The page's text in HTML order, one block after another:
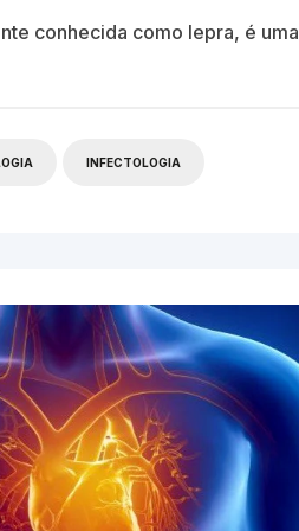
conhecida como lepra, é uma
INFECTOLOGIA